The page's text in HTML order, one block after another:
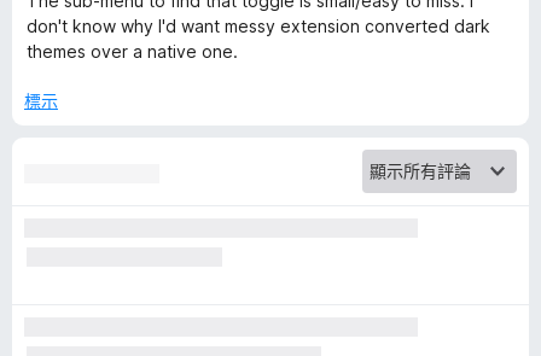
r
分
，
分
don't know why I'd want messy extension converted dark
themes over a native one.
標示